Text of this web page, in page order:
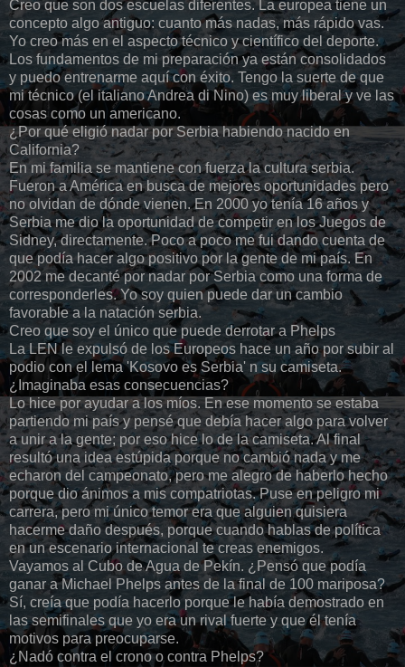
Creo que son dos escuelas diferentes. La europea tiene un
concepto algo antiguo: cuanto más nadas, más rápido vas.
Yo creo más en el aspecto técnico y científico del deporte.
Los fundamentos de mi preparación ya están consolidados
y puedo entrenarme aquí con éxito. Tengo la suerte de que
mi técnico (el italiano Andrea di Nino) es muy liberal y ve las
cosas como un americano.
¿Por qué eligió nadar por Serbia habiendo nacido en
California?
En mi familia se mantiene con fuerza la cultura serbia.
Fueron a América en busca de mejores oportunidades pero
no olvidan de dónde vienen. En 2000 yo tenía 16 años y
Serbia me dio la oportunidad de competir en los Juegos de
Sidney, directamente. Poco a poco me fui dando cuenta de
que podía hacer algo positivo por la gente de mi país. En
2002 me decanté por nadar por Serbia como una forma de
corresponderles. Yo soy quien puede dar un cambio
favorable a la natación serbia.
Creo que soy el único que puede derrotar a Phelps
La LEN le expulsó de los Europeos hace un año por subir al
podio con el lema 'Kosovo es Serbia' n su camiseta.
¿Imaginaba esas consecuencias?
Lo hice por ayudar a los míos. En ese momento se estaba
partiendo mi país y pensé que debía hacer algo para volver
a unir a la gente; por eso hice lo de la camiseta. Al final
resultó una idea estúpida porque no cambió nada y me
echaron del campeonato, pero me alegro de haberlo hecho
porque dio ánimos a mis compatriotas. Puse en peligro mi
carrera, pero mi único temor era que alguien quisiera
hacerme daño después, porque cuando hablas de política
en un escenario internacional te creas enemigos.
Vayamos al Cubo de Agua de Pekín. ¿Pensó que podía
ganar a Michael Phelps antes de la final de 100 mariposa?
Sí, creía que podía hacerlo porque le había demostrado en
las semifinales que yo era un rival fuerte y que él tenía
motivos para preocuparse.
¿Nadó contra el crono o contra Phelps?